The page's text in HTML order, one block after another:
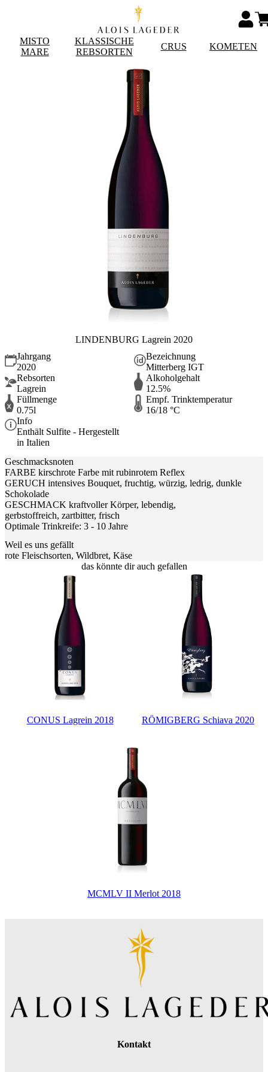
MISTO
MARE
KLASSISCHE
REBSORTEN
CRUS KOMETEN
LINDENBURG Lagrein 2020
Jahrgang
2020
Bezeichnung
Mitterberg IGT
Rebsorten
Lagrein
Alkoholgehalt
12.5%
Füllmenge
0.75l
Empf. Trinktemperatur
16/18 °C
Info
Enthält Sulfite - Hergestellt
in Italien
Geschmacksnoten
FARBE kirschrote Farbe mit rubinrotem Reflex
GERUCH intensives Bouquet, fruchtig, würzig, ledrig, dunkle
Schokolade
GESCHMACK kraftvoller Körper, lebendig,
gerbstoffreich, zartbitter, frisch
Optimale Trinkreife: 3 - 10 Jahre
Weil es uns gefällt
rote Fleischsorten, Wildbret, Käse
das könnte dir auch gefallen
CONUS Lagrein 2018 RÖMIGBERG Schiava 2020
MCMLV II Merlot 2018
Kontakt